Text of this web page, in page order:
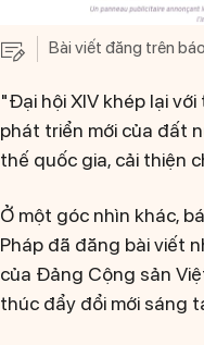
Bài viết đăng trên báo
"Đại hội XIV khép lại
phát triển mới của đất
thế quốc gia, cải thiện
Ở một góc nhìn khác,
Pháp đã đăng bài viết
của Đảng Cộng sản
thúc đẩy đổi mới sáng